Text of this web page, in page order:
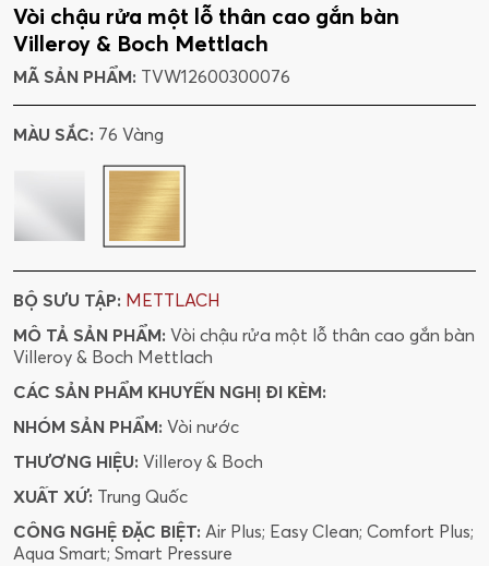
Vòi chậu rửa một lỗ thân cao gắn bàn
Villeroy & Boch Mettlach
MÃ SẢN PHẨM: TVW12600300076
MÀU SẮC: 76 Vàng
BỘ SƯU TẬP: METTLACH
MÔ TẢ SẢN PHẨM: Vòi chậu rửa một lỗ thân cao gắn bàn
Villeroy & Boch Mettlach
CÁC SẢN PHẨM KHUYẾN NGHỊ ĐI KÈM:
NHÓM SẢN PHẨM: Vòi nước
THƯƠNG HIỆU: Villeroy & Boch
XUẤT XỨ: Trung Quốc
CÔNG NGHỆ ĐẶC BIỆT: Air Plus; Easy Clean; Comfort Plus;
Aqua Smart; Smart Pressure